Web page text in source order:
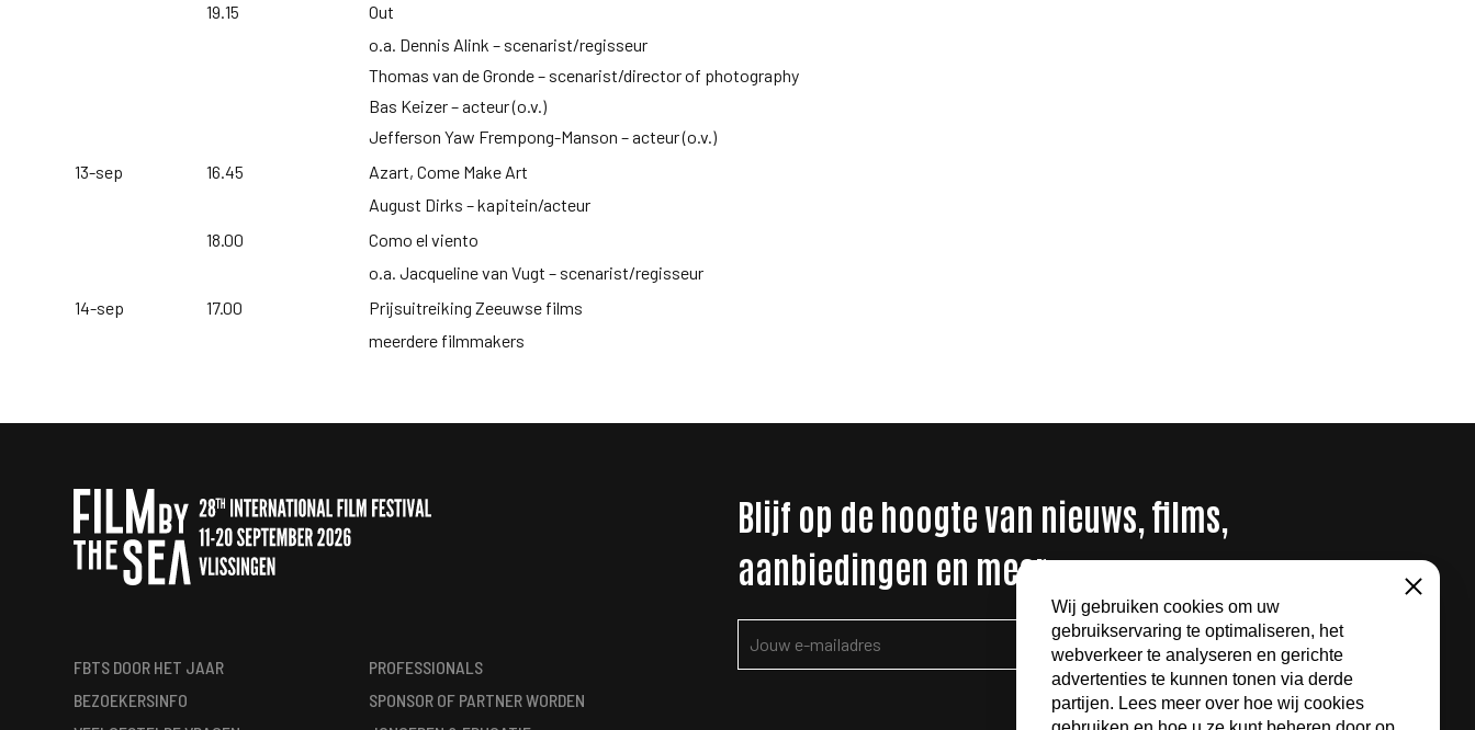
19.15
Out
o.a. Dennis Alink – scenarist/regisseur
Thomas van de Gronde – scenarist/director of photography
Bas Keizer – acteur (o.v.)
Jefferson Yaw Frempong-Manson – acteur (o.v.)
13-sep
16.45
Azart, Come Make Art
August Dirks – kapitein/acteur
18.00
Como el viento
o.a. Jacqueline van Vugt – scenarist/regisseur
14-sep
17.00
Prijsuitreiking Zeeuwse films
meerdere filmmakers
FBTS DOOR HET JAAR
BEZOEKERSINFO
PROFESSIONALS
SPONSOR OF PARTNER WORDEN
Blijf op de hoogte van nieuws, films,
aanbiedingen en meer
AANMELDEN
Wij gebruiken cookies om uw
gebruikservaring te optimaliseren, het
webverkeer te analyseren en gerichte
advertenties te kunnen tonen via derde
partijen. Lees meer over hoe wij cookies